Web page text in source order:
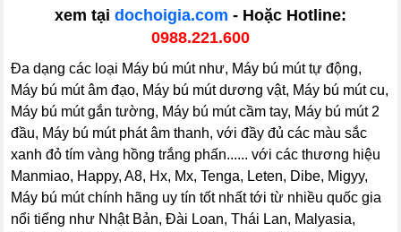
xem tại dochoigia.com - Hoặc Hotline:
0988.221.600
Đa dạng các loại Máy bú mút như, Máy bú mút tự động,
Máy bú mút âm đạo, Máy bú mút dương vật, Máy bú mút cu,
Máy bú mút gắn tường, Máy bú mút cầm tay, Máy bú mút 2
đầu, Máy bú mút phát âm thanh, với đầy đủ các màu sắc
xanh đỏ tím vàng hồng trắng phấn...... với các thương hiệu
Manmiao, Happy, A8, Hx, Mx, Tenga, Leten, Dibe, Migyy,
Máy bú mút chính hãng uy tín tốt nhất tới từ nhiều quốc gia
nổi tiếng như Nhật Bản, Đài Loan, Thái Lan, Malyasia,